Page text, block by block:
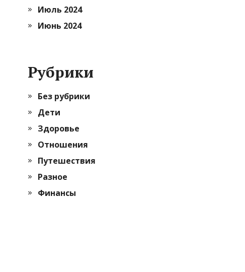
Июль 2024
Июнь 2024
Рубрики
Без рубрики
Дети
Здоровье
Отношения
Путешествия
Разное
Финансы